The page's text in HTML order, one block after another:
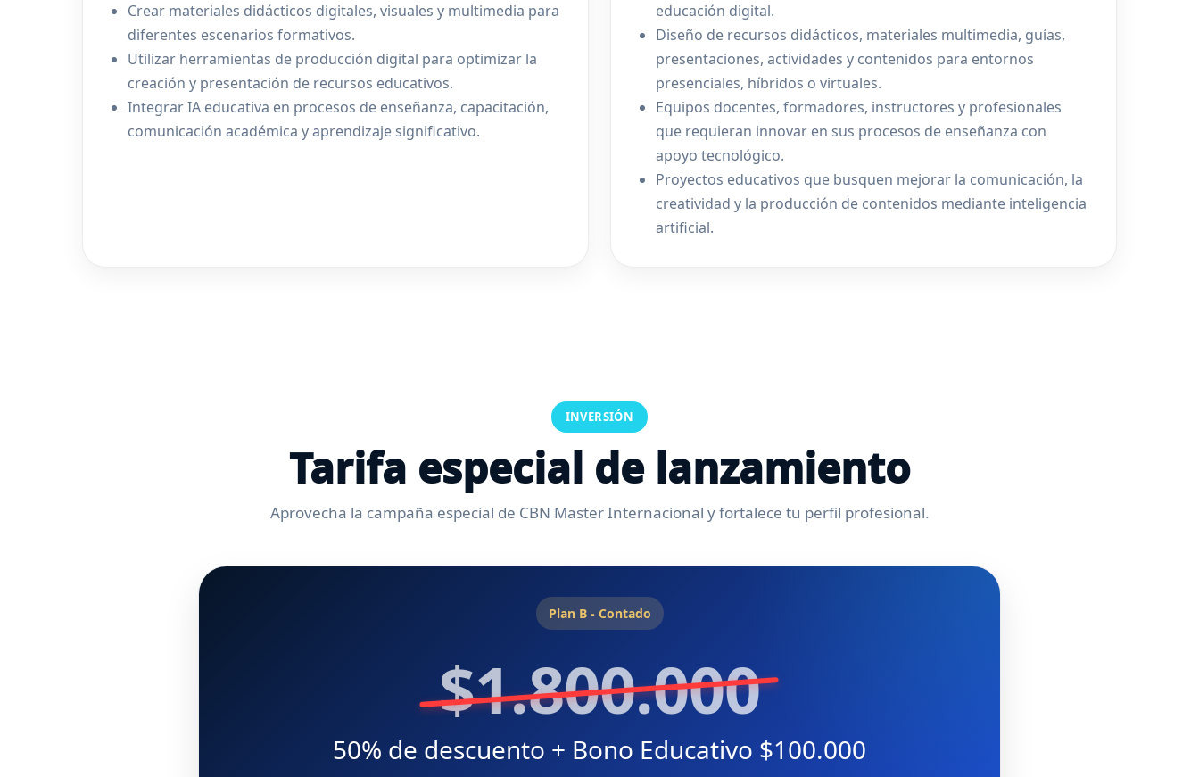
Crear materiales didácticos digitales, visuales y multimedia para
diferentes escenarios formativos.
Utilizar herramientas de producción digital para optimizar la
creación y presentación de recursos educativos.
Integrar IA educativa en procesos de enseñanza, capacitación,
comunicación académica y aprendizaje significativo.
educación digital.
Diseño de recursos didácticos, materiales multimedia, guías,
presentaciones, actividades y contenidos para entornos
presenciales, híbridos o virtuales.
Equipos docentes, formadores, instructores y profesionales
que requieran innovar en sus procesos de enseñanza con
apoyo tecnológico.
Proyectos educativos que busquen mejorar la comunicación, la
creatividad y la producción de contenidos mediante inteligencia
artificial.
INVERSIÓN
Tarifa especial de lanzamiento
Aprovecha la campaña especial de CBN Master Internacional y fortalece tu perfil profesional.
Plan B - Contado
$1.800.000
50% de descuento + Bono Educativo $100.000